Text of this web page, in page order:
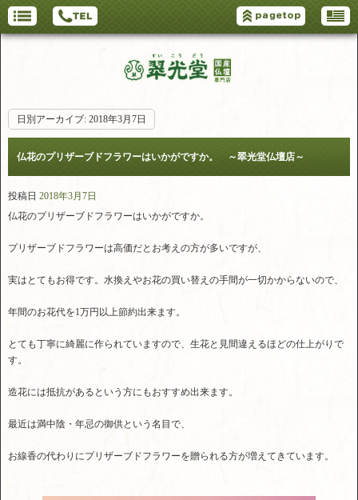
日別アーカイブ: 2018年3月7日
仏花のプリザーブドフラワーはいかがですか。 ～翠光堂仏壇店～
投稿日 2018年3月7日
仏花のプリザーブドフラワーはいかがですか。
プリザーブドフラワーは高価だとお考えの方が多いですが、
実はとてもお得です。水換えやお花の買い替えの手間が一切かからないので、
年間のお花代を1万円以上節約出来ます。
とても丁寧に綺麗に作られていますので、生花と見間違えるほどの仕上がりで
す。
造花には抵抗があるという方にもおすすめ出来ます。
最近は満中陰・年忌の御供という名目で、
お線香の代わりにプリザーブドフラワーを贈られる方が増えてきています。